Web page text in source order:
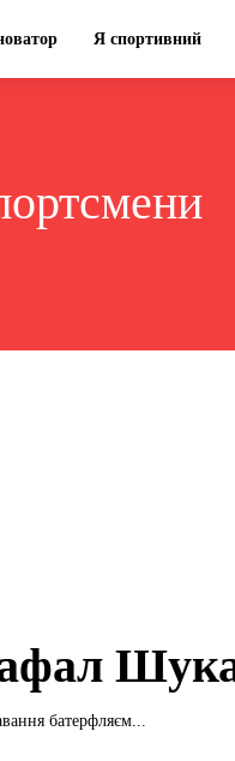
Я спортивний
батерфляєм...